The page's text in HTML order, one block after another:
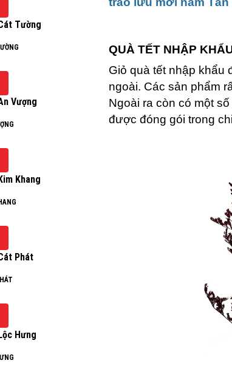
QUÀ TẾT NHẬP
Giỏ quà tết nhập khẩu
ngoài. Các sản phẩm
Ngoài ra còn có một
được đóng gói trong